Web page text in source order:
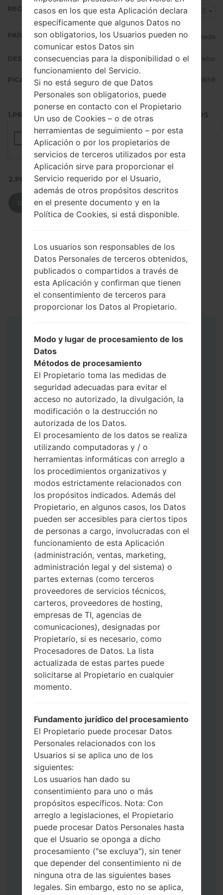
REGIÓN TLS
PAÍS (UN/EL PAÍS) Canada
DESCRIPCIÓN Telus
PICADILLO 2bb1a386e79b5d4ce763fb761de13658
1.PRESIONE EL BOTÓN PARA CARGAR LOS ARCHIVOS
2.PRESIONE PARA DESCARGAR
DESCARGAR
Instrucciones
Descargue a su PC: la última versión de
Odin 3.
A continuación, extraiga el archivo de
firmware.
Debe obtener 1 (si es archivo 1, elíjalo aquí)
o 5 (si es archivo 5, selecciónelo aquí):
AP: "Sistema y Recuperación"
CP: "Módem y Radio"
CSC _ ***: "País y región y operador"
HOME_CSC _ ***: "País y regióny
operador"
Agregue todos los archivos a Odin 3.
Si desea hacer clean flash, use CSC _ *** o
use HOME_CSC _ *** para mantener sus
datos y aplicaciones.
Ahora apague su teléfono y entre al Modo
de Descarga. Cómo hacer todos los
Presione y mantenga presionados la
tecla de Encendido, el botón de Subir
volumen y la tecla de Bixby.
Presione y mantenga presionadas las
teclas de Subir y de Bajar volumen y
luego conecte un cable USB.
Presione y mantenga presionados la
tecla de Encendido, el botón de Bajar
volumen y la tecla de Inicio.
Conecte un cable USB, luego
mantenga presionados el botón de Bixby
y la tecla de Bajar volumen.
Presione y mantenga presionados la
tecla de Encendido y el botón de Subir
volumen.
casos en los que esta Aplicación declara
específicamente que algunos Datos no
son obligatorios, los Usuarios pueden no
comunicar estos Datos sin
consecuencias para la disponibilidad o el
funcionamiento del Servicio.
Si no está seguro de que Datos
Personales son obligatorios, puede
ponerse en contacto con el Propietario
Un uso de Cookies – o de otras
herramientas de seguimiento – por esta
Aplicación o por los propietarios de
servicios de terceros utilizados por esta
Aplicación sirve para proporcionar el
Servicio requerido por el Usuario,
además de otros propósitos descritos
en el presente documento y en la
Política de Cookies, si está disponible.
Los usuarios son responsables de los
Datos Personales de terceros obtenidos,
publicados o compartidos a través de
esta Aplicación y confirman que tienen
el consentimiento de terceros para
proporcionar los Datos al Propietario.
Modo y lugar de procesamiento de los
Datos
Métodos de procesamiento
El Propietario toma las medidas de
seguridad adecuadas para evitar el
acceso no autorizado, la divulgación, la
modificación o la destrucción no
autorizada de los Datos.
El procesamiento de los datos se realiza
utilizando computadoras y / o
herramientas informáticas con arreglo a
los procedimientos organizativos y
modos estrictamente relacionados con
los propósitos indicados. Además del
Propietario, en algunos casos, los Datos
pueden ser accesibles para ciertos tipos
de personas a cargo, involucradas con el
funcionamiento de esta Aplicación
(administración, ventas, marketing,
administración legal y del sistema) o
partes externas (como terceros
proveedores de servicios técnicos,
carteros, proveedores de hosting,
empresas de TI, agencias de
comunicaciones), designadas por
Propietario, si es necesario, como
Procesadores de Datos. La lista
actualizada de estas partes puede
solicitarse al Propietario en cualquier
momento.
Fundamento jurídico del procesamiento
El Propietario puede procesar Datos
Personales relacionados con los
Usuarios si se aplica uno de los
siguientes:
Los usuarios han dado su
consentimiento para uno o más
propósitos específicos. Nota: Con
arreglo a legislaciones, el Propietario
puede procesar Datos Personales hasta
que el Usuario se oponga a dicho
procesamiento ("se excluya"), sin tener
que depender del consentimiento ni de
ninguna otra de las siguientes bases
legales. Sin embargo, esto no se aplica,